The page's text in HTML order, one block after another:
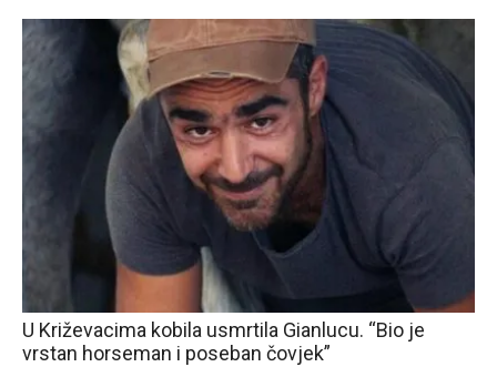
U Križevacima kobila usmrtila Gianlucu. “Bio je
vrstan horseman i poseban čovjek”